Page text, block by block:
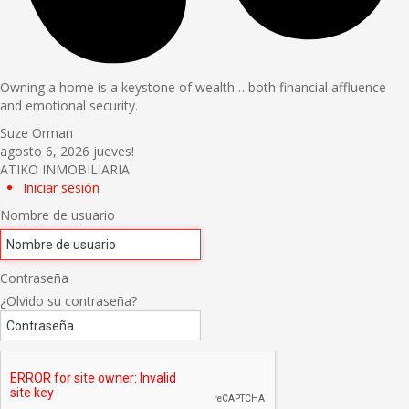
Owning a home is a keystone of wealth… both financial affluence
and emotional security.
Suze Orman
agosto 6, 2026 jueves!
ATIKO INMOBILIARIA
Iniciar sesión
Nombre de usuario
Contraseña
¿Olvido su contraseña?